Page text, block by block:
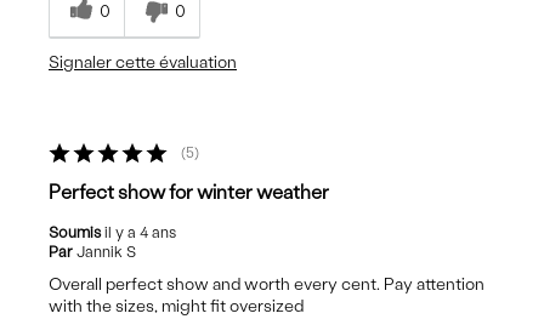
0 0
Signaler cette évaluation
5
Perfect show for winter weather
Soumisil y a 4 ans
Par Jannik S
Overall perfect show and worth every cent. Pay attention
with the sizes, might fit oversized